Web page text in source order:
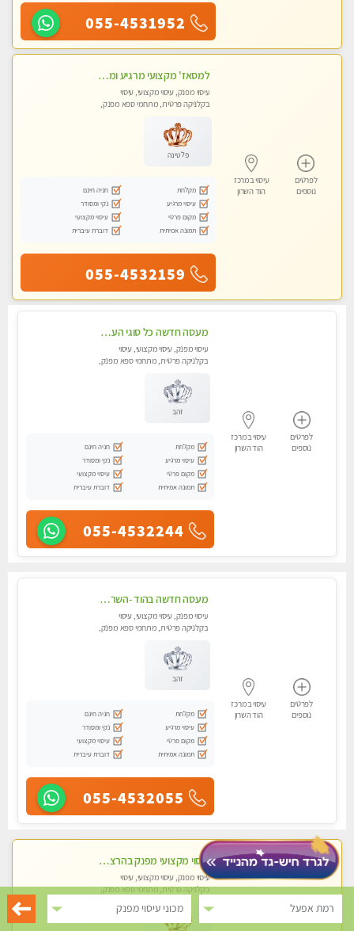
רמת אפעל מכוני עיסוי מפנק
055-4531952
לפרטים
נוספים
עיסוי במרכז
הוד השרון
למסאז' מקצועי מרגיע ומשחרר את כל הגוף! בקליניקה פרטית -מומלץ מאוד -ללא מין!
עיסוי מפנק, עיסוי מקצועי, עיסוי
בקלניקה פרטית, מתחמי ספא מפנק,
פלטינה
מקלחת
חניה חינם
עיסוי מרגיע
נקי ומסודר
מקום פרטי
עיסוי מקצועי
תמונה אמיתית
דוברת עיברית
055-4532159
לפרטים
נוספים
עיסוי במרכז
הוד השרון
מעסה חדשה כל סוגי העיסויים מעסה מקצועית ואיכותית פרטי!!!מומלץ לחלוטין!!
עיסוי מפנק, עיסוי מקצועי, עיסוי
בקלניקה פרטית, מתחמי ספא מפנק,
זהב
מקלחת
חניה חינם
עיסוי מרגיע
נקי ומסודר
מקום פרטי
עיסוי מקצועי
תמונה אמיתית
דוברת עיברית
055-4532244
לפרטים
נוספים
עיסוי במרכז
הוד השרון
מעסה חדשה בהוד -השרון -כל סוגי העיסויים מעסה מקצועית ואיכותית פרטי!!!מומלץ לחלוטין!!
עיסוי מפנק, עיסוי מקצועי, עיסוי
בקלניקה פרטית, מתחמי ספא מפנק,
זהב
מקלחת
חניה חינם
עיסוי מרגיע
נקי ומסודר
מקום פרטי
עיסוי מקצועי
תמונה אמיתית
דוברת עיברית
055-4532055
עיסוי מקצועי מפנק בהרצליה-מומלץ !!אירוח ברמה אחרת ...כולל שתיה חמה/קרה + בקבוק מים
עיסוי מפנק, עיסוי מקצועי, עיסוי
בקלניקה פרטית, מתחמי ספא מפנק,